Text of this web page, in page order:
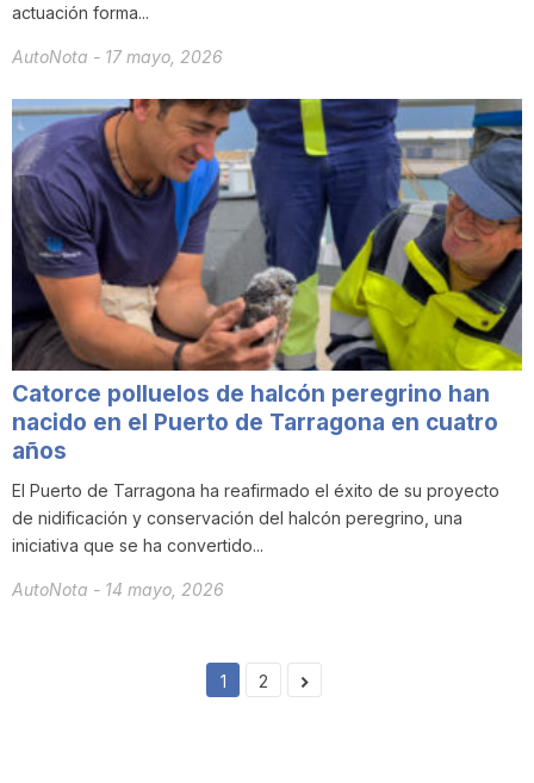
actuación forma...
AutoNota - 17 mayo, 2026
Catorce polluelos de halcón peregrino han
nacido en el Puerto de Tarragona en cuatro
años
El Puerto de Tarragona ha reafirmado el éxito de su proyecto
de nidificación y conservación del halcón peregrino, una
iniciativa que se ha convertido...
AutoNota - 14 mayo, 2026
1 2